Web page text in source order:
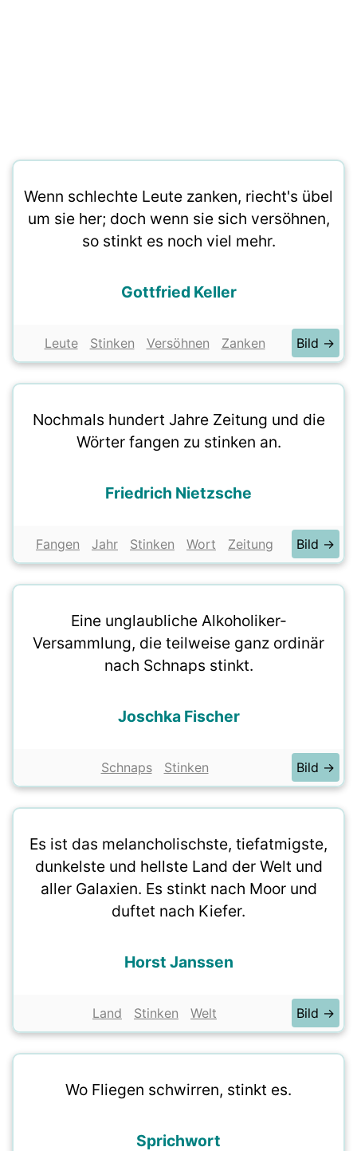
Wenn schlechte Leute zanken, riecht's übel
um sie her; doch wenn sie sich versöhnen,
so stinkt es noch viel mehr.
Gottfried Keller
Leute Stinken Versöhnen Zanken Bild →
Nochmals hundert Jahre Zeitung und die
Wörter fangen zu stinken an.
Friedrich Nietzsche
Fangen Jahr Stinken Wort Zeitung Bild →
Eine unglaubliche Alkoholiker-
Versammlung, die teilweise ganz ordinär
nach Schnaps stinkt.
Joschka Fischer
Schnaps Stinken Bild →
Es ist das melancholischste, tiefatmigste,
dunkelste und hellste Land der Welt und
aller Galaxien. Es stinkt nach Moor und
duftet nach Kiefer.
Horst Janssen
Land Stinken Welt Bild →
Wo Fliegen schwirren, stinkt es.
Sprichwort